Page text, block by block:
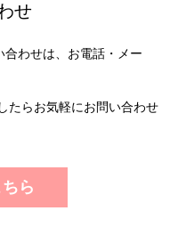
せ
合わせは、お電話・メー
たらお気軽にお問い合わせ
ら